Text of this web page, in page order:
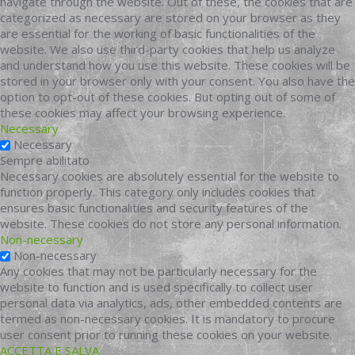
categorized as necessary are stored on your browser as they
are essential for the working of basic functionalities of the
website. We also use third-party cookies that help us analyze
and understand how you use this website. These cookies will be
stored in your browser only with your consent. You also have the
option to opt-out of these cookies. But opting out of some of
these cookies may affect your browsing experience.
Necessary
Necessary
Sempre abilitato
Necessary cookies are absolutely essential for the website to
function properly. This category only includes cookies that
ensures basic functionalities and security features of the
website. These cookies do not store any personal information.
Non-necessary
Non-necessary
Any cookies that may not be particularly necessary for the
website to function and is used specifically to collect user
personal data via analytics, ads, other embedded contents are
termed as non-necessary cookies. It is mandatory to procure
user consent prior to running these cookies on your website.
ACCETTA E SALVA